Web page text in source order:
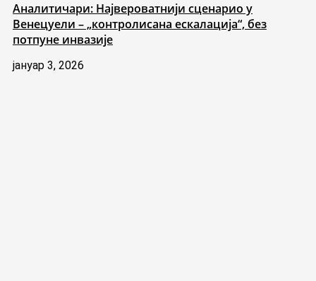
Аналитичари: Највероватнији сценарио у
Венецуели – „контролисана ескалација“, без
потпуне инвазије
јануар 3, 2026